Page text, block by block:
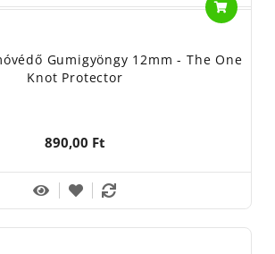
Gumigyöngy 12mm - The One
Knot Protector
890,00 Ft